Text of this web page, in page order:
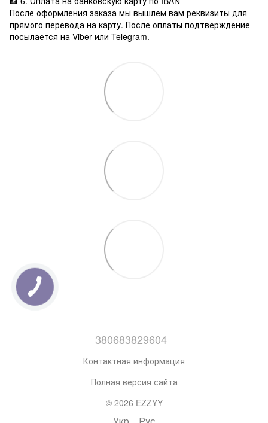
После оформления заказа мы вышлем вам реквизиты для
прямого перевода на карту. После оплаты подтверждение
посылается на Viber или Telegram.
380683829604
Контактная информация
Полная версия сайта
© 2026 EZZYY